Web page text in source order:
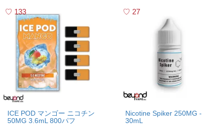
133
ICE POD マンゴー ニコチン
50MG 3.6mL 800パフ
27
Nicotine Spiker 250MG -
30mL